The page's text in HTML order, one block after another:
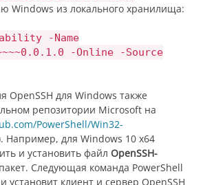
Windows из локального хранилища:
-Name
-Online -Source
OpenSSH для Windows также
репозитории Microsoft на
PowerShell/Win32-
Например, для Windows 10 x64
и установить файл OpenSSH-
пакет. Следующая команда PowerShell
установит клиент и сервер OpenSSH